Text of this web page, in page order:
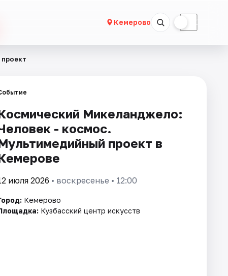
Кемерово ☾
Микеланджело:
- космос.
проект в
июля 2026 • воскресенье • 12:00
Кемерово
Кузбасский центр искусств